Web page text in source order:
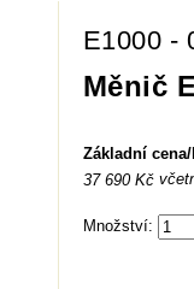
E1000 -
Měnič
Základní
37 690 Kč
Množství: